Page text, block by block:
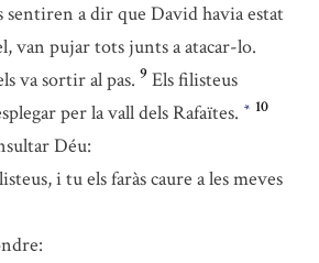
sentiren a dir que David havia estat
van pujar tots junts a atacar-lo.
va sortir al pas. 9 Els filisteus
per la vall dels Rafaïtes. * 10
Déu:
i tu els faràs caure a les meves